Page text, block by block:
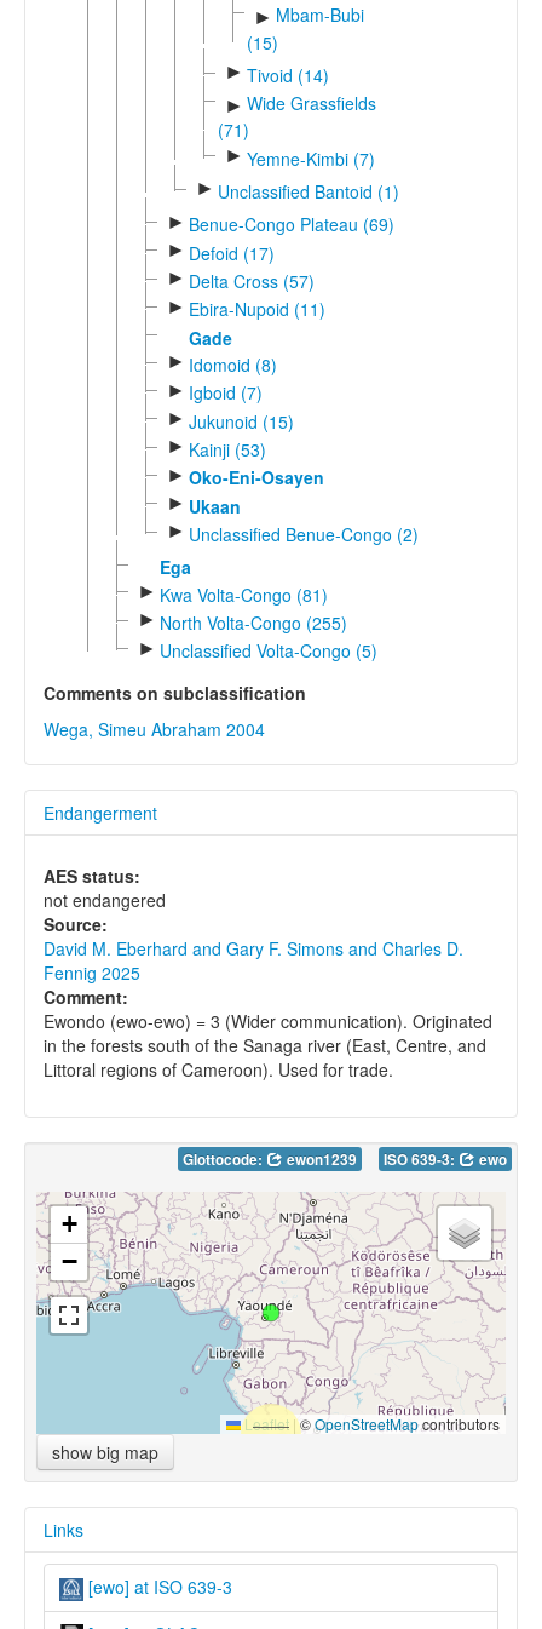
► Mbam-Bubi
(15)
► Tivoid (14)
► Wide Grassfields
(71)
► Yemne-Kimbi (7)
► Unclassified Bantoid (1)
► Benue-Congo Plateau (69)
► Defoid (17)
► Delta Cross (57)
► Ebira-Nupoid (11)
Gade
► Idomoid (8)
► Igboid (7)
► Jukunoid (15)
► Kainji (53)
► Oko-Eni-Osayen
► Ukaan
► Unclassified Benue-Congo (2)
Ega
► Kwa Volta-Congo (81)
► North Volta-Congo (255)
► Unclassified Volta-Congo (5)
Comments on subclassification
Wega, Simeu Abraham 2004
Endangerment
AES status:
not endangered
Source:
David M. Eberhard and Gary F. Simons and Charles D.
Fennig 2025
Comment:
Ewondo (ewo-ewo) = 3 (Wider communication). Originated
in the forests south of the Sanaga river (East, Centre, and
Littoral regions of Cameroon). Used for trade.
Glottocode: ewon1239 ISO 639-3: ewo
+
−
Leaflet |©OpenStreetMapcontributors
show big map
Links
[ewo] at ISO 639-3